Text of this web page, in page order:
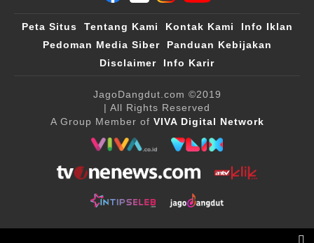
Peta Situs Tentang Kami Kontak Kami
Info Iklan
Pedoman Media Siber
Panduan Kebijakan
Disclaimer
Info Karir
JagoDangdut.com ©2019
| All Rights Reserved
A Group Member of VIVA Digital Network
